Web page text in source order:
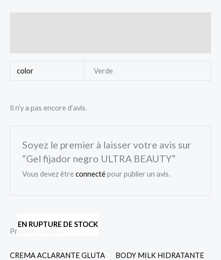
color Verde
Il n’y a pas encore d’avis.
Soyez le premier à laisser votre avis sur
“Gel fijador negro ULTRA BEAUTY”
Vous devez êtreconnectépour publier un avis.
Produits similaires
EN RUPTURE DE STOCK
CREMA ACLARANTE GLUTA
BODY MILK HIDRATANTE